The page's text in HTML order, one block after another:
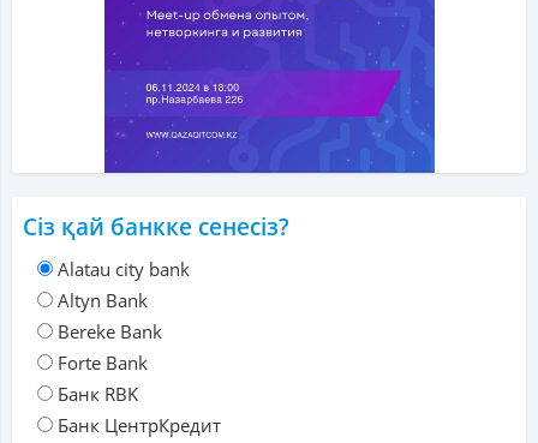
Сіз қай банкке сенесіз?
Alatau city bank
Altyn Bank
Bereke Bank
Forte Bank
Банк RBK
Банк ЦентрКредит